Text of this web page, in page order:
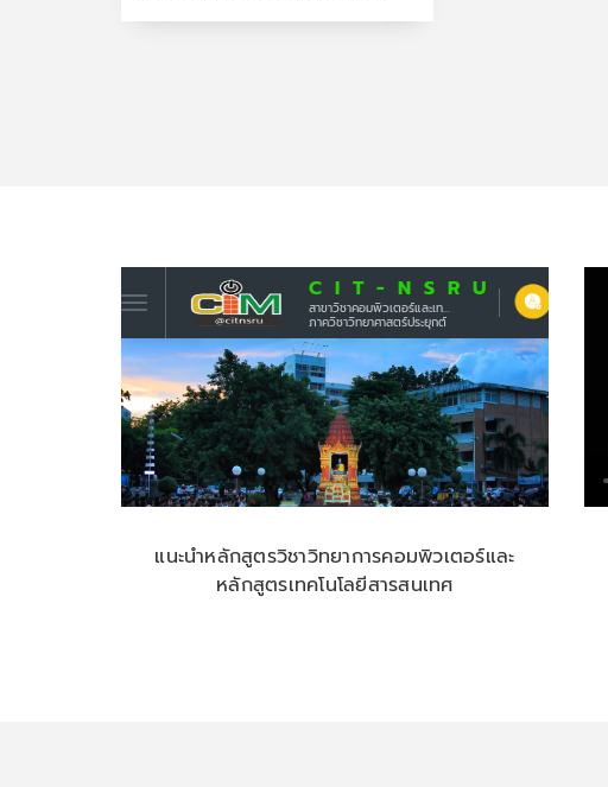
แนะนำหลักสูตรวิชาวิทยาการคอมพิวเตอร์และ
หลักสูตรเทคโนโลยีสารสนเทศ